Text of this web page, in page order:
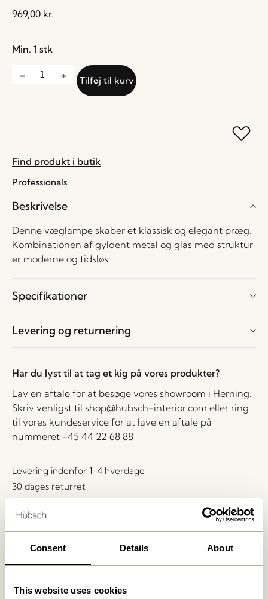
Consent Details About
This website uses cookies
969,00 kr.
Min. 1 stk
Tilføj til kurv
Find produkt i butik
Professionals
Beskrivelse
Denne væglampe skaber et klassisk og elegant præg.
Kombinationen af gyldent metal og glas med struktur
er moderne og tidsløs.
Specifikationer
Levering og returnering
Har du lyst til at tag et kig på vores produkter?
Lav en aftale for at besøge vores showroom i Herning.
Skriv venligst til shop@hubsch-interior.com eller ring
til vores kundeservice for at lave en aftale på
nummeret +45 44 22 68 88
Levering indenfor 1-4 hverdage
30 dages returret
Fri fragt over499 DKK*
Relaterede varer